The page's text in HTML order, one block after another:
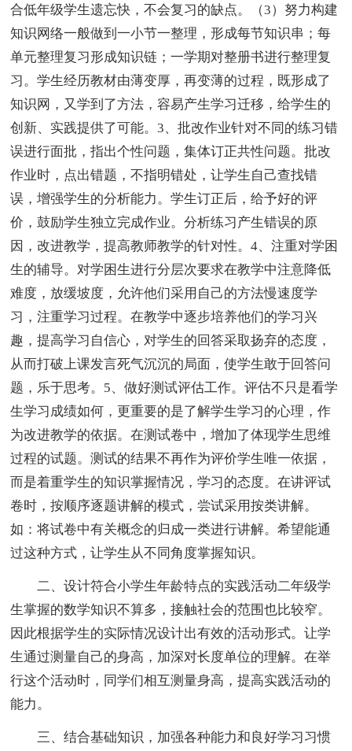
合低年级学生遗忘快，不会复习的缺点。（3）努力构建
知识网络一般做到一小节一整理，形成每节知识串；每
单元整理复习形成知识链；一学期对整册书进行整理复
习。学生经历教材由薄变厚，再变薄的过程，既形成了
知识网，又学到了方法，容易产生学习迁移，给学生的
创新、实践提供了可能。3、批改作业针对不同的练习错
误进行面批，指出个性问题，集体订正共性问题。批改
作业时，点出错题，不指明错处，让学生自己查找错
误，增强学生的分析能力。学生订正后，给予好的评
价，鼓励学生独立完成作业。分析练习产生错误的原
因，改进教学，提高教师教学的针对性。4、注重对学困
生的辅导。对学困生进行分层次要求在教学中注意降低
难度，放缓坡度，允许他们采用自己的方法慢速度学
习，注重学习过程。在教学中逐步培养他们的学习兴
趣，提高学习自信心，对学生的回答采取扬弃的态度，
从而打破上课发言死气沉沉的局面，使学生敢于回答问
题，乐于思考。5、做好测试评估工作。评估不只是看学
生学习成绩如何，更重要的是了解学生学习的心理，作
为改进教学的依据。在测试卷中，增加了体现学生思维
过程的试题。测试的结果不再作为评价学生唯一依据，
而是着重学生的知识掌握情况，学习的态度。在讲评试
卷时，按顺序逐题讲解的模式，尝试采用按类讲解。
如：将试卷中有关概念的归成一类进行讲解。希望能通
过这种方式，让学生从不同角度掌握知识。
二、设计符合小学生年龄特点的实践活动二年级学
生掌握的数学知识不算多，接触社会的范围也比较窄。
因此根据学生的实际情况设计出有效的活动形式。让学
生通过测量自己的身高，加深对长度单位的理解。在举
行这个活动时，同学们相互测量身高，提高实践活动的
能力。
三、结合基础知识，加强各种能力和良好学习习惯